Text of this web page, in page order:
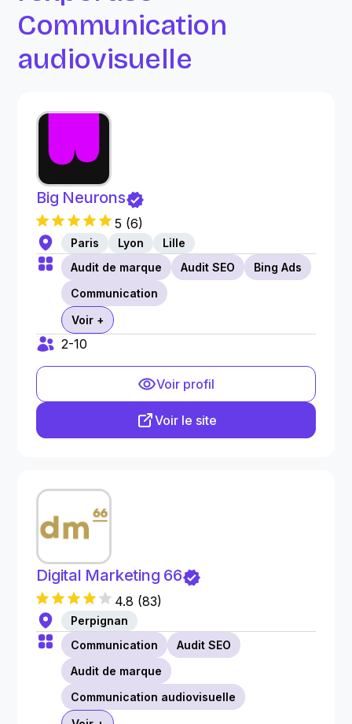
Communication
audiovisuelle
Big Neurons
5 (6)
Paris Lyon
Lille
Audit de marque
Audit SEO
Bing Ads
Communication
Voir +
2-10
Voir profil
Voir le site
Digital Marketing 66
4.8 (83)
Perpignan
Communication
Audit SEO
Audit de marque
Communication audiovisuelle